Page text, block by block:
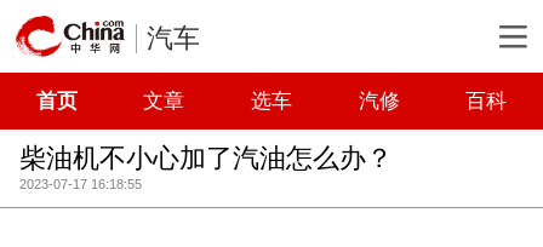
汽车
首页 文章 选车 汽修 百科
柴油机不小心加了汽油怎么办？
2023-07-17 16:18:55